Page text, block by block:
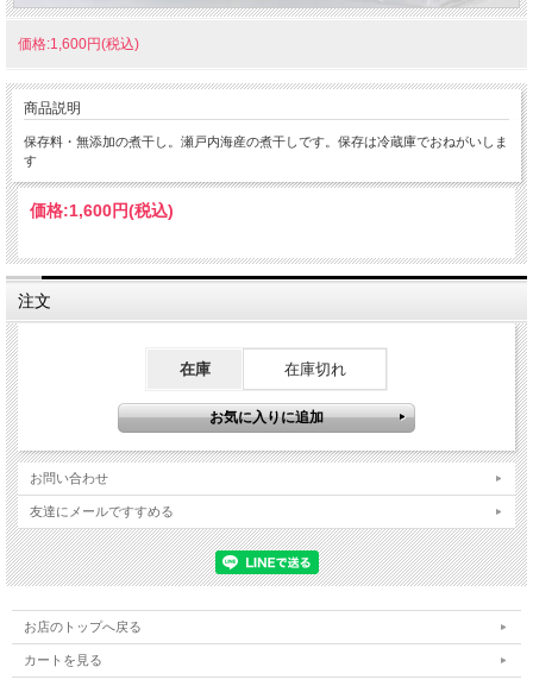
価格:1,600円(税込)
商品説明
保存料・無添加の煮干し。瀬戸内海産の煮干しです。保存は冷蔵庫でおねがいしま
す
価格:1,600円(税込)
注文
在庫 在庫切れ
お問い合わせ
友達にメールですすめる
お店のトップへ戻る
カートを見る